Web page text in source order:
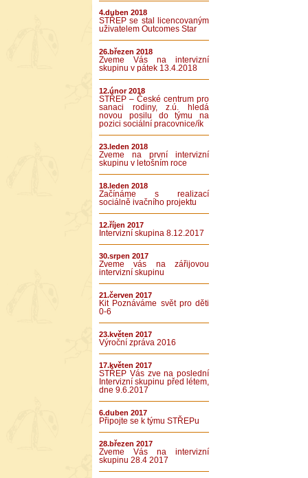
4.duben 2018
STŘEP se stal licencovaným
uživatelem Outcomes Star
26.březen 2018
Zveme Vás na intervizní
skupinu v pátek 13.4.2018
12.únor 2018
STŘEP – České centrum pro
sanaci rodiny, z.ú. hledá
novou posilu do týmu na
pozici sociální pracovnice/ík
23.leden 2018
Zveme na první intervizní
skupinu v letošním roce
18.leden 2018
Začínáme s realizací
sociálně ivačního projektu
12.říjen 2017
Intervizní skupina 8.12.2017
30.srpen 2017
Zveme vás na zářijovou
intervizní skupinu
21.červen 2017
Kit Poznáváme svět pro děti
0-6
23.květen 2017
Výroční zpráva 2016
17.květen 2017
STŘEP Vás zve na poslední
Intervizní skupinu před létem,
dne 9.6.2017
6.duben 2017
Připojte se k týmu STŘEPu
28.březen 2017
Zveme Vás na intervizní
skupinu 28.4 2017